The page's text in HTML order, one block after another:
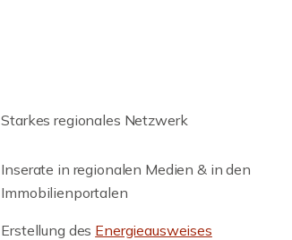
Starkes regionales Netzwerk
Inserate in regionalen Medien & in den
Immobilienportalen
Erstellung des Energieausweises